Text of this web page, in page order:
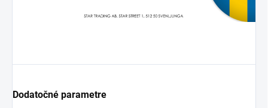
Dodatočné parametre